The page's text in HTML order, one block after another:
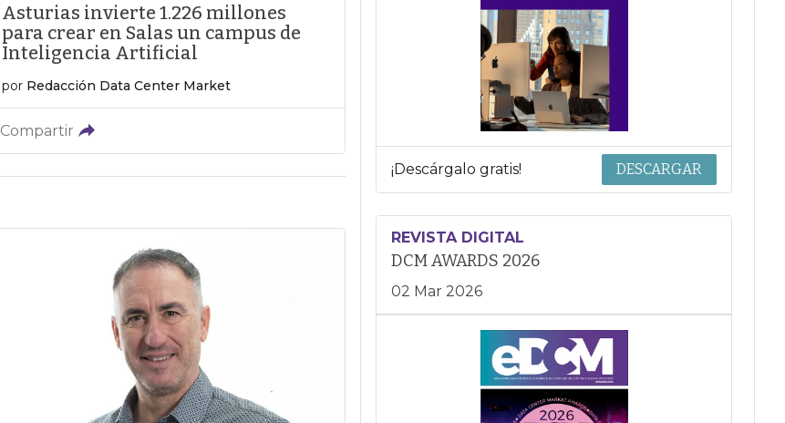
Asturias invierte 1.226 millones
para crear en Salas un campus de
Inteligencia Artificial
por Redacción Data Center Market
Compartir
¡Descárgalo gratis! DESCARGAR
REVISTA DIGITAL
DCM AWARDS 2026
02 Mar 2026